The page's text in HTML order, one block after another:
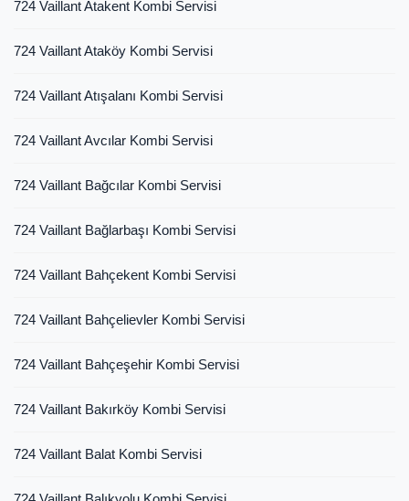
724 Vaillant Atakent Kombi Servisi
724 Vaillant Ataköy Kombi Servisi
724 Vaillant Atışalanı Kombi Servisi
724 Vaillant Avcılar Kombi Servisi
724 Vaillant Bağcılar Kombi Servisi
724 Vaillant Bağlarbaşı Kombi Servisi
724 Vaillant Bahçekent Kombi Servisi
724 Vaillant Bahçelievler Kombi Servisi
724 Vaillant Bahçeşehir Kombi Servisi
724 Vaillant Bakırköy Kombi Servisi
724 Vaillant Balat Kombi Servisi